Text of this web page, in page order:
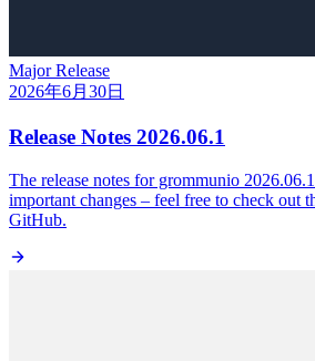
Major Release
2026年6月30日
Release Notes 2026.06.1
The release notes for grommunio
important changes – feel free to check out
GitHub.